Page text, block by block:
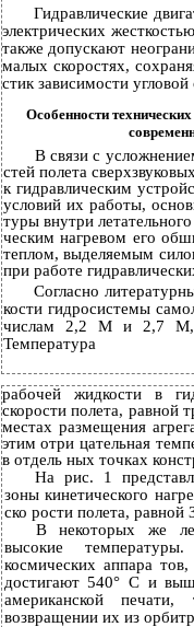
Гидравлические
электрических
также допускают
малых скоростях,
стик зависимости угловой
Особенности
В связи с
стей полета
к гидравлическим
условий их работы,
туры внутри
ческим нагревом его
теплом, выделяемым
при работе
Согласно
кости гидросистемы
числам 2,2 М и 2,7 М,
Температура
рабочей жидкости в
скорости полета, равной
местах размещения
этим отри­ цательная
в отдель­ ных точках
На рис. 1
зоны кинетического
ско­ рости полета, равной
В некоторых же
высокие
космических аппара­
достигают 540° С и
американской
возвращении их из